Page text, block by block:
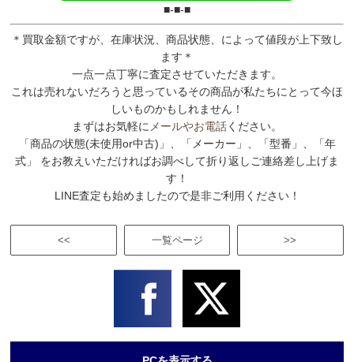
■-■-■
＊買取金額ですが、在庫状況、商品状態、によって値段が上下致し
ます＊
一点一点丁寧に査定させていただきます。
これは売れないだろうと思っているその商品が私たちにとって今ほ
しいものかもしれません！
まずはお気軽に メールやお電話ください。
「商品の状態(未使用or中古)」、「メーカー」、「型番」、「年
式」 をお教えいただければお調べして折り返しご連絡差し上げま
す！
LINE査定も始めましたので是非ご利用ください！
<< >>
一覧ページ